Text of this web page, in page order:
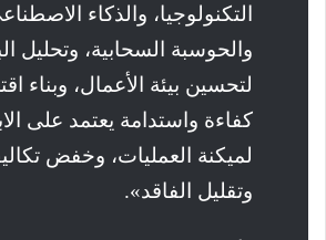
التكنولوجيا، والذكاء
والحوسبة السحابية، وتحليل
لتحسين بيئة الأعمال، وبناء
كفاءة واستدامة يعتمد على
لميكنة العمليات، وخفض
وتقليل الفاقد».